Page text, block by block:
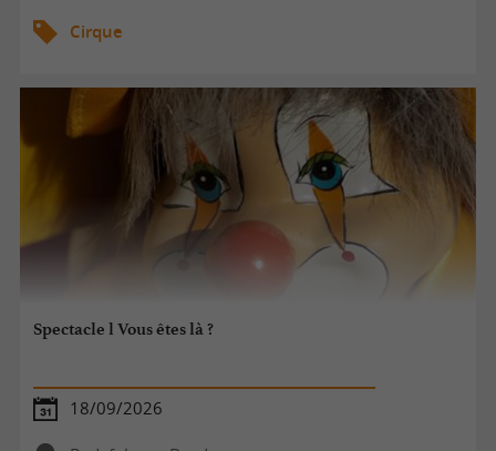
Cirque
Spectacle l Vous êtes là ?
18/09/2026